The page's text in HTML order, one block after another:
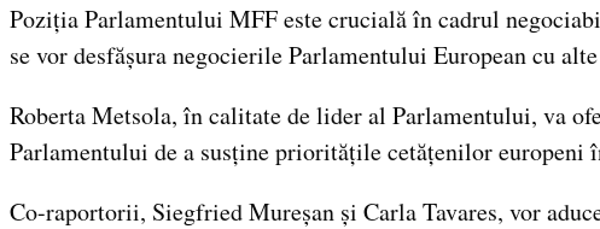
Poziția Parlamentului MFF este crucială în cadrul
se vor desfășura negocierile Parlamentului European cu
Roberta Metsola, în calitate de lider al Parlamentului, va
Parlamentului de a susține prioritățile cetățenilor europeni
Co-raportorii, Siegfried Mureșan și Carla Tavares, vor